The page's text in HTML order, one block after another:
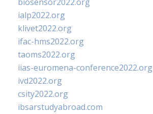
ialp2022.org
klivet2022.org
ifac-hms2022.org
taoms2022.org
iias-euromena-conference2022.org
ivd2022.org
csity2022.org
ibsarstudyabroad.com